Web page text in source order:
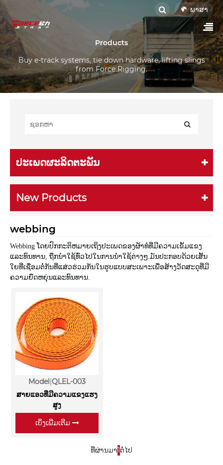
ພາສາ
Products
Buy e-track systems, tie down hardware, lifting slings
from Force Rigging.
ປະເພດຜະລິດຕະພັນ
New Products
webbing
Webbing ໂດຍປົກກະຕິຫມາຍເຖິງປະເພດຂອງຜ້າທໍທີ່ມີຄວາມເຂັ້ມແຂງ
ແລະທົນທານ, ຖືກນໍາໃຊ້ທົ່ວໄປໃນການນໍາໃຊ້ຕ່າງໆ. ມັນປະກອບດ້ວຍເສັ້ນ
ໃຍທີ່ເຊື່ອມຕໍ່ກັນທີ່ແສ່ວຮ່ວມກັນໃນຮູບແບບສະເພາະເພື່ອສ້າງວັດສະດຸທີ່ມີ
ຄວາມຍືດຫຍຸ່ນແລະທົນທານ.
Model QLEL-003
ສາຍແອວທີ່ມີຄວາມແຂງແຮງ
ສູງ
ເບິ່ງເພີ່ມເຕີມ
ທີ່ຜ່ານມາ1ຕໍ່ໄປ